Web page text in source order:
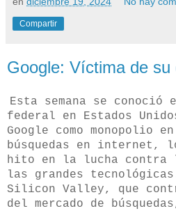
Compartir
Google: Víctima de su
Esta semana se
federal en Estados
Google como monopolio
búsquedas en internet,
hito en la lucha contra
las grandes
Silicon Valley, que
del mercado de